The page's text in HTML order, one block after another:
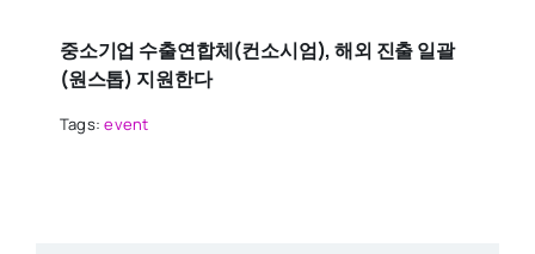
중소기업 수출연합체(컨소시엄), 해외 진출 일괄
(원스톱) 지원한다
Tags:event